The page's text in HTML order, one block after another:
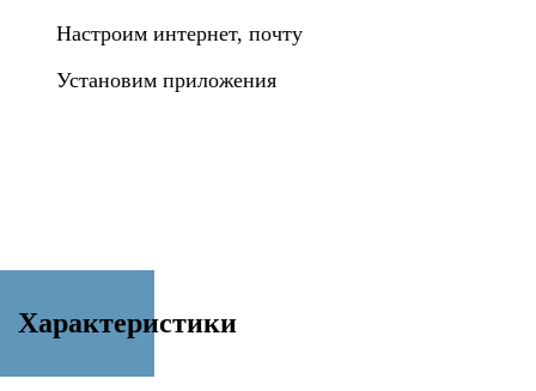
Настроим интернет, почту
Установим приложения
Характеристики